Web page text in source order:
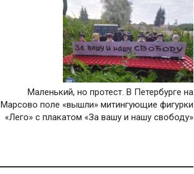
Маленький, но протест. В Петербурге на
Марсово поле «вышли» митингующие фигурки
«Лего» с плакатом «За вашу и нашу свободу»